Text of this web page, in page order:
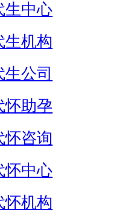
生中心
生机构
公司
怀助孕
怀咨询
怀中心
怀机构